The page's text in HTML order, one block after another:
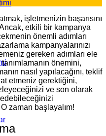
işletmenizin başarısını
etkili bir kampanya
önemli adımları
kampanyalarınızı
gereken adımları ele
önemini,
nasıl yapılacağını, teklif
etmeniz gerektiğini,
ve son olarak
O zaman başlayalım!